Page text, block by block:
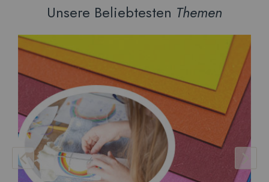
Unsere Beliebtesten Themen